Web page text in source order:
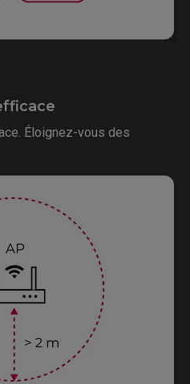
Éloignez-vous des